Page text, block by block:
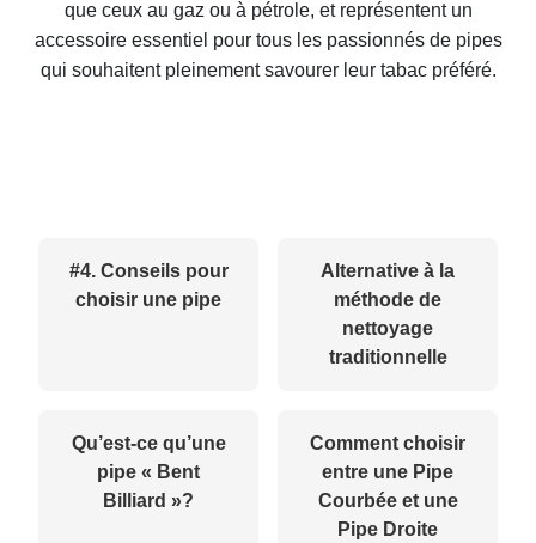
que ceux au gaz ou à pétrole, et représentent un
accessoire essentiel pour tous les passionnés de pipes
qui souhaitent pleinement savourer leur tabac préféré.
#4. Conseils pour
choisir une pipe
Alternative à la
méthode de
nettoyage
traditionnelle
Qu’est-ce qu’une
pipe « Bent
Billiard »?
Comment choisir
entre une Pipe
Courbée et une
Pipe Droite